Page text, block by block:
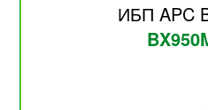
ИБП APC